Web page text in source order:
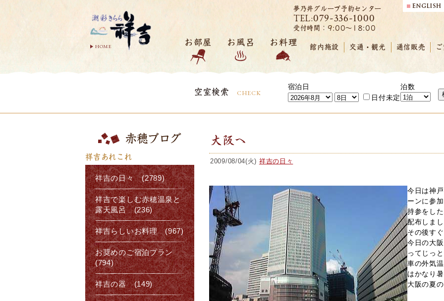
HOME
夢乃井グループ予約センター
TEL:079-336-1000
受付時間：9:00～18:00
お部屋 お風呂 お料理
館内施設 交通・観光 通信販売
空室検索 CHECK
宿泊日
日付未定
泊数
大阪へ
2009/08/04(火) 祥吉の日々
今日は神
ーンに参加
持参をし
配布しま
その後す
今日の大
ってじっ
車の外気
はかなり暑
大阪の夏
赤穂ブログ
祥吉あれこれ
祥吉の日々 (2789)
祥吉で楽しむ赤穂温泉と
露天風呂 (236)
祥吉らしいお料理 (967)
お奨めのご宿泊プラン
(794)
祥吉の器 (149)